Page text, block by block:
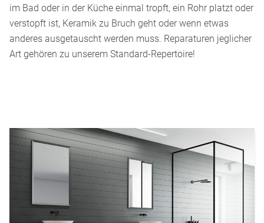
im Bad oder in der Küche einmal tropft, ein Rohr platzt oder
verstopft ist, Keramik zu Bruch geht oder wenn etwas
anderes ausgetauscht werden muss. Reparaturen jeglicher
Art gehören zu unserem Standard-Repertoire!